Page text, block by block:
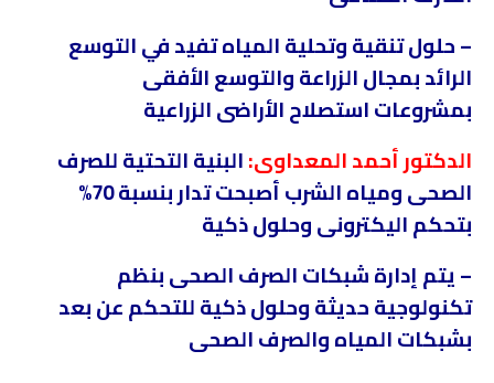
– حلول تنقية وتحلية المياه تفيد في التوسع
الرائد بمجال الزراعة والتوسع الأفقى
بمشروعاتاستصلاح الأراضى الزراعية
الدكتور أحمد المعداوى:البنية التحتية للصرف
الصحى ومياه الشرب أصبحت تدار بنسبة 70%
بتحكم اليكترونى وحلول ذكية
– يتم إدارة شبكات الصرف الصحى بنظم
تكنولوجية حديثة وحلول ذكية للتحكم عن بعد
بشبكات المياه والصرف الصحى